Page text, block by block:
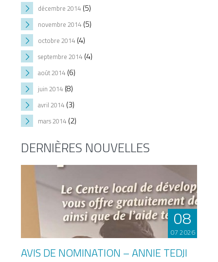
décembre 2014(5)
novembre 2014(5)
octobre 2014(4)
septembre 2014(4)
août 2014(6)
juin 2014(8)
avril 2014(3)
mars 2014(2)
DERNIÈRES NOUVELLES
08
07 2026
AVIS DE NOMINATION – ANNIE TEDJI